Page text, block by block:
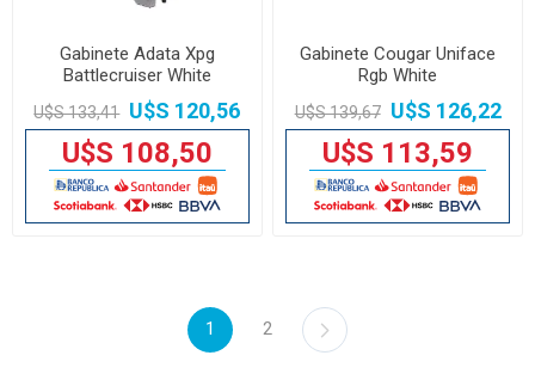
Gabinete Adata Xpg
Battlecruiser White
U$S 133,41 U$S 120,56
U$S 108,50
Gabinete Cougar Uniface
Rgb White
U$S 139,67 U$S 126,22
U$S 113,59
1 2